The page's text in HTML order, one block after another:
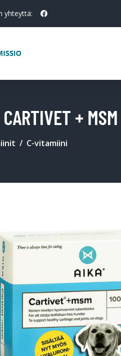
yhteyttä:
+
C-vitamiini